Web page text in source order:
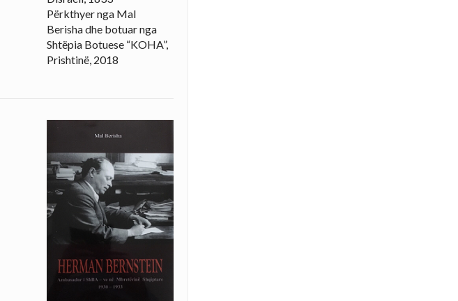
Përkthyer nga Mal
Berisha dhe botuar nga
Shtëpia Botuese “KOHA”,
Prishtinë, 2018